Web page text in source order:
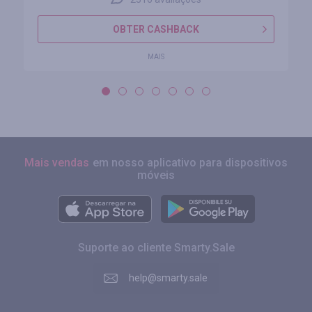
OBTER CASHBACK
MAIS
Mais vendas em nosso aplicativo para dispositivos
móveis
Suporte ao cliente Smarty.Sale
help@smarty.sale